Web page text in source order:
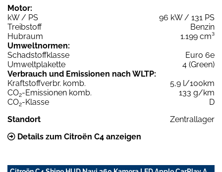
Motor:
kW / PS
96 kW / 131 PS
Treibstoff
Benzin
Hubraum
1.199 cm³
Umweltnormen:
Schadstoffklasse
Euro 6e
Umweltplakette
4 (Green)
Verbrauch und Emissionen nach WLTP:
Kraftstoffverbr. komb.
5,9 l/100km
CO2-Emissionen komb.
133 g/km
CO2-Klasse
D
Standort
Zentrallager
Details zum Citroën C4 anzeigen